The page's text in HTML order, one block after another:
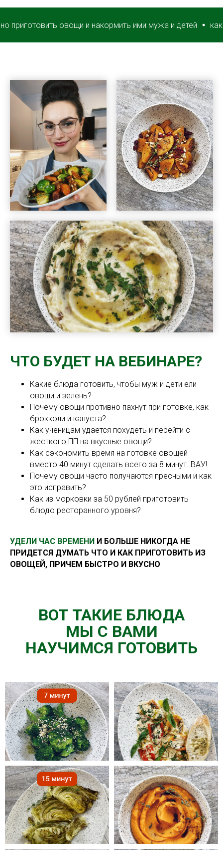
овощи и накормить ими мужа и детей как
ЧТО БУДЕТ НА ВЕБИНАРЕ?
Какие блюда готовить, чтобы муж и дети ели
овощи и зелень?
Почему овощи противно пахнут при готовке, как
брокколи и капуста?
Как ученицам удается похудеть и перейти с
жесткого ПП на вкусные овощи?
Как сэкономить время на готовке овощей
вместо 40 минут сделать всего за 8 минут. ВАУ!
Почему овощи часто получаются пресными и как
это исправить?
Как из морковки за 50 рублей приготовить
блюдо ресторанного уровня?
УДЕЛИ ЧАС ВРЕМЕНИ И БОЛЬШЕ НИКОГДА НЕ
ПРИДЕТСЯ ДУМАТЬ ЧТО И КАК ПРИГОТОВИТЬ ИЗ
ОВОЩЕЙ, ПРИЧЕМ БЫСТРО И ВКУСНО
ВОТ ТАКИЕ БЛЮДА
МЫ С ВАМИ
НАУЧИМСЯ ГОТОВИТЬ